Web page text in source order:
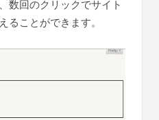
数回のクリックでサイト
ることができます。